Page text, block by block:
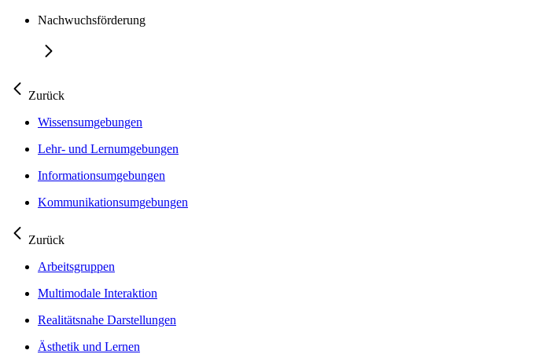
Nachwuchsförderung
Zurück
Wissensumgebungen
Lehr- und Lernumgebungen
Informationsumgebungen
Kommunikationsumgebungen
Zurück
Arbeitsgruppen
Multimodale Interaktion
Realitätsnahe Darstellungen
Ästhetik und Lernen